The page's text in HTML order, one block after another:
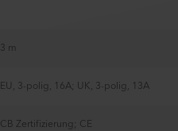
3 m
EU, 3-polig, 16A; UK, 3-polig, 13A
CB Zertifizierung; CE